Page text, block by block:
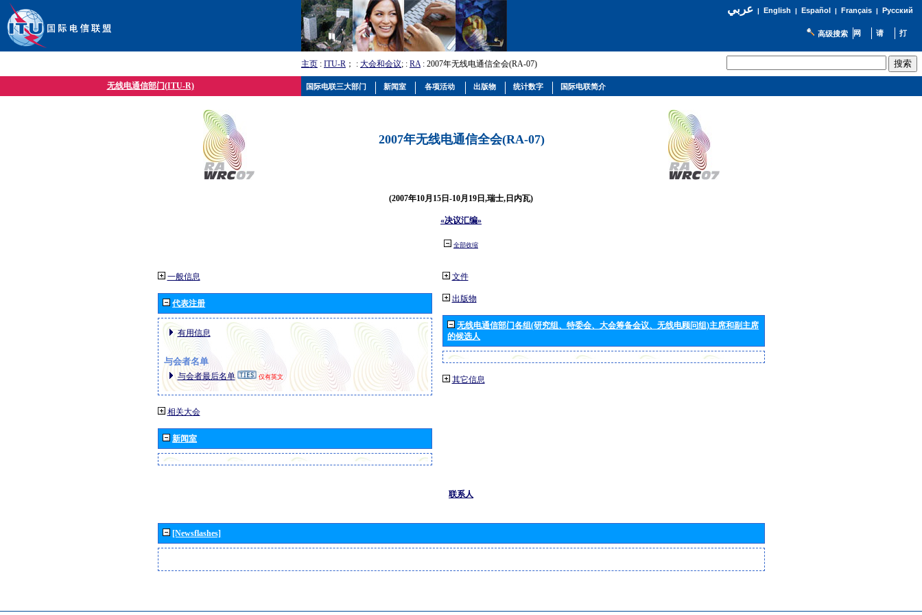
عربي| English | Español | Français| Русский
高级搜索
主页 : ITU-R ； : 大会和会议; : RA: 2007年无线电通信全会(RA-07)
无线电通信部门(ITU-R)
2007年无线电通信全会(RA-07)
(2007年10月15日-10月19日,瑞士,日内瓦)
«决议汇编»
全部收缩
一般信息
代表注册
有用信息
与会者名单
与会者最后名单 仅有英文
相关大会
新闻室
文件
出版物
无线电通信部门各组(研究组、特委会、大会筹备会议、无线电顾问组)主席和副主席
的候选人
其它信息
联系人
[Newsflashes]
国际电联三大部门 新闻室 各项活动 出版物 统计数字 国际电联简介